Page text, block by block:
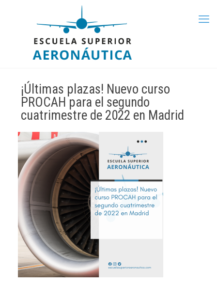
¡Últimas plazas! Nuevo curso
PROCAH para el segundo
cuatrimestre de 2022 en Madrid